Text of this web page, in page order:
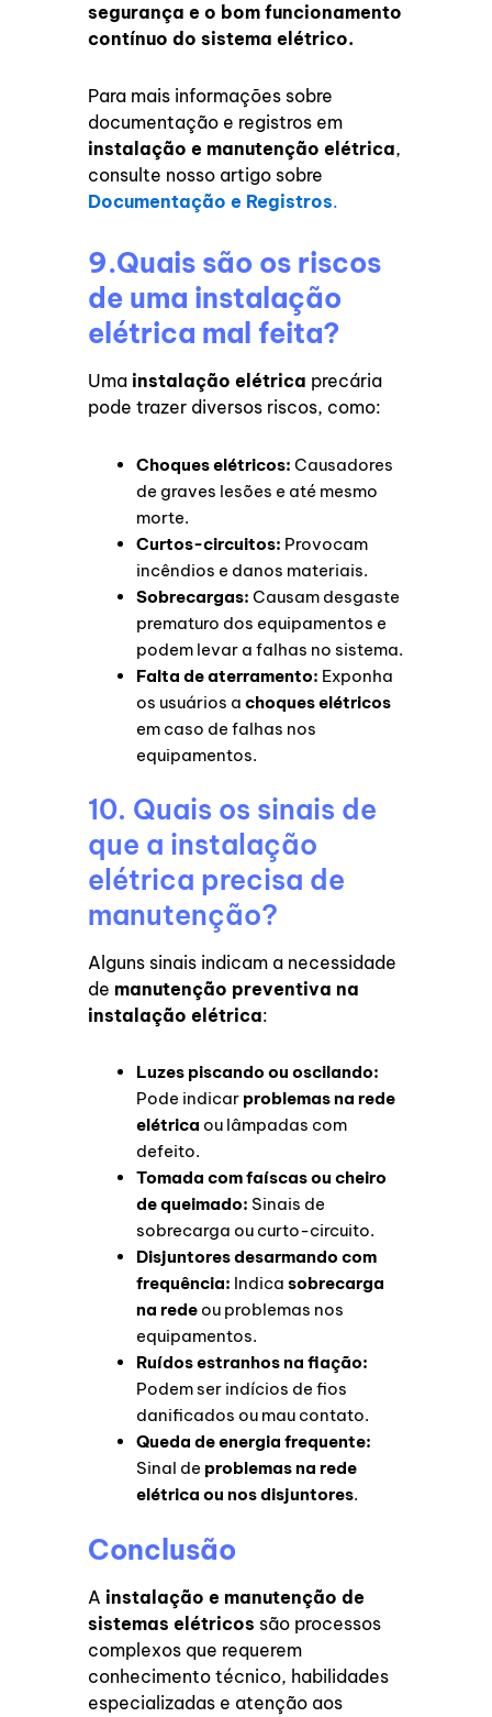
segurança e o bom funcionamento
contínuo do sistema elétrico.
Para mais informações sobre
documentação e registros em
instalação e manutenção elétrica,
consulte nosso artigo sobre
Documentação e Registros.
9.Quais são os riscos
de uma instalação
elétrica mal feita?
Uma instalação elétrica precária
pode trazer diversos riscos, como:
Choques elétricos: Causadores
de graves lesões e até mesmo
morte.
Curtos-circuitos: Provocam
incêndios e danos materiais.
Sobrecargas: Causam desgaste
prematuro dos equipamentos e
podem levar a falhas no sistema.
Falta de aterramento: Exponha
os usuários achoques elétricos
em caso de falhas nos
equipamentos.
10. Quais os sinais de
que a instalação
elétrica precisa de
manutenção?
Alguns sinais indicam a necessidade
de manutenção preventiva na
instalação elétrica:
Luzes piscando ou oscilando:
Pode indicar problemas na rede
elétrica ou lâmpadas com
defeito.
Tomada com faíscas ou cheiro
de queimado: Sinais de
sobrecarga ou curto-circuito.
Disjuntores desarmando com
frequência: Indicasobrecarga
na rede ou problemas nos
equipamentos.
Ruídos estranhos na fiação:
Podem ser indícios de fios
danificados ou mau contato.
Queda de energia frequente:
Sinal de problemas na rede
elétrica ou nos disjuntores.
Conclusão
A instalação e manutenção de
sistemas elétricos são processos
complexos que requerem
conhecimento técnico, habilidades
especializadas e atenção aos